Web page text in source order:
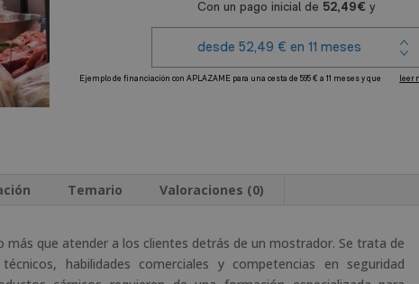
n
t
i
Temario Valoraciones (0)
más que atender a los clientes detrás de un mostrador. Se trata de
habilidades comerciales y competencias en seguridad